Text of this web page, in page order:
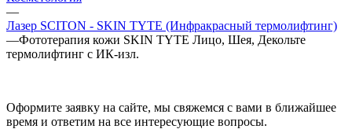
—
Лазер SCITON - SKIN TYTE (Инфракрасный термолифтинг)
—Фототерапия кожи SKIN TYTE Лицо, Шея, Декольте
термолифтинг с ИК-изл.
Оформите заявку на сайте, мы свяжемся с вами в ближайшее
время и ответим на все интересующие вопросы.